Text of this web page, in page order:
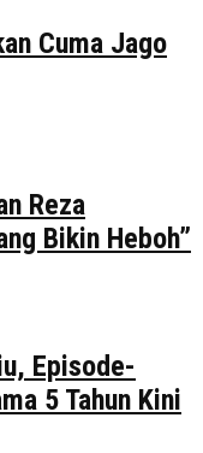
Cuma Jago
Reza
Bikin Heboh”
Episode-
5 Tahun Kini